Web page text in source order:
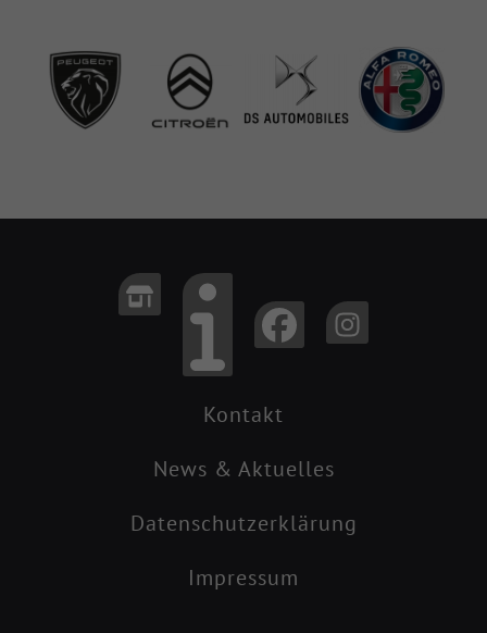
Kontakt
News & Aktuelles
Datenschutzerklärung
Impressum